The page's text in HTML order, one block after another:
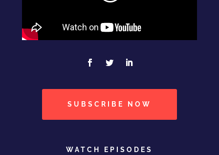
SUBSCRIBE NOW
WATCH EPISODES